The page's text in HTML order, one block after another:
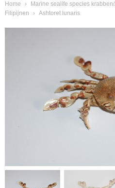
Home › Marine sealife species
Filipijnen
› Ashtoret lunaris